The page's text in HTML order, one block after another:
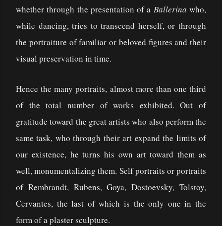
whether through the presentation of a Ballerina who,
while dancing, tries to transcend herself, or through
the portraiture of familiar or beloved figures and their
visual preservation in time.
Hence the many portraits, almost more than one third
of the total number of works exhibited. Out of
gratitude toward the great artists who also perform the
same task, who through their art expand the limits of
our existence, he turns his own art toward them as
well, monumentalizing them. Self portraits or portraits
of Rembrandt, Rubens, Goya, Dostoevsky, Tolstoy,
Cervantes, the last of which is the only one in the
form of a plaster sculpture.